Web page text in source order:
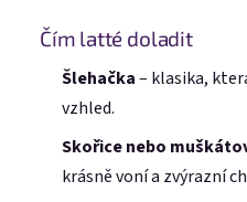
Čím latté doladit
Šlehačka– klasika,
vzhled.
Skořice nebo
krásně voní a zvýrazní